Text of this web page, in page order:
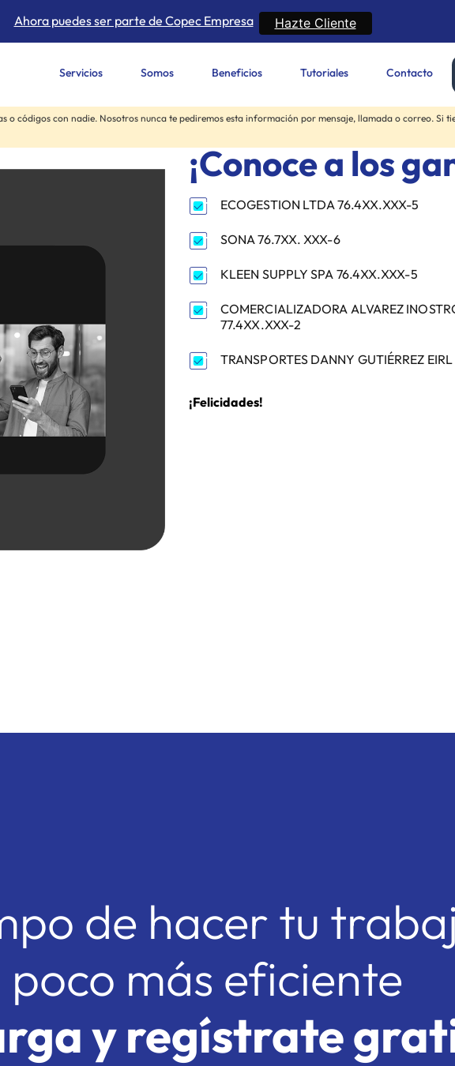
Ahora puedes ser parte de Copec Empresa Hazte Cliente
Servicios Somos Beneficios Tutoriales Contacto
o códigos con nadie. Nosotros nunca te pediremos esta información por mensaje, llamada o correo. Si
¡Conoce a los
ECOGESTION LTDA 76.4XX.XXX-5
SONA 76.7XX. XXX-6
KLEEN SUPPLY SPA 76.4XX.XXX-5
COMERCIALIZADORA ALVAREZ
77.4XX.XXX-2
TRANSPORTES DANNY GUTIÉRREZ
¡Felicidades!
de hacer tu
poco más eficiente
y regístrate